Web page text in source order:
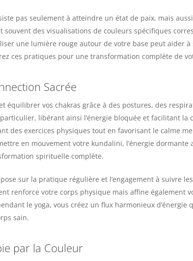
pas seulement à atteindre un état de paix, mais
des visualisations de couleurs spécifiques
une lumière rouge autour de votre base peut aider
ces pratiques pour une transformation complète de
Sacrée
équilibrer vos chakras grâce à des postures, des
libérant ainsi l’énergie bloquée et facilitant la
des exercices physiques tout en favorisant le calme
en mouvement votre kundalini, l’énergie dormante
spirituelle complète.
sur la pratique régulière et l’engagement à suivre
renforce votre corps physique mais affine également
le yoga, vous créez un flux harmonieux
sain.
par la Couleur